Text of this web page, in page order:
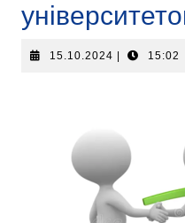
15.10.2024 15:02